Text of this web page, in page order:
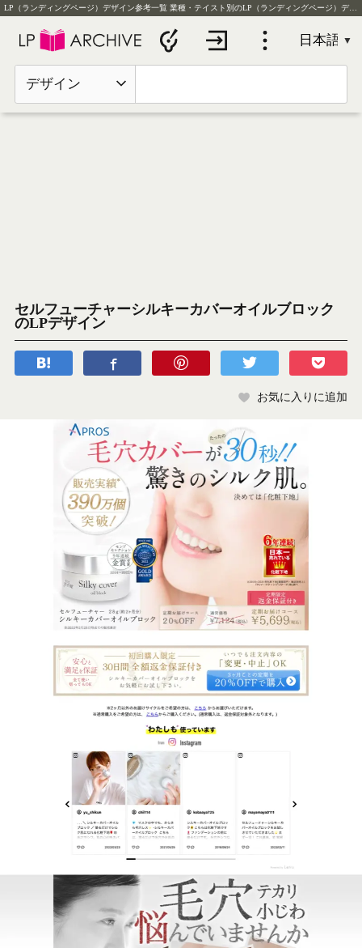
LP（ランディングページ）デザイン参考一覧 業種・テイスト別のLP（ランディングページ）デザイン実例を毎日更新
デザイン
セルフューチャーシルキーカバーオイルブロック
のLPデザイン
お気に入りに追加